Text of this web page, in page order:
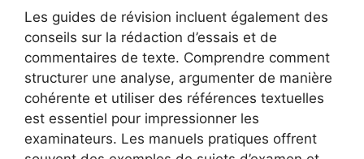
Les guides de révision incluent également des
conseils sur la rédaction d’essais et de
commentaires de texte. Comprendre comment
structurer une analyse, argumenter de manière
cohérente et utiliser des références textuelles
est essentiel pour impressionner les
examinateurs. Les manuels pratiques offrent